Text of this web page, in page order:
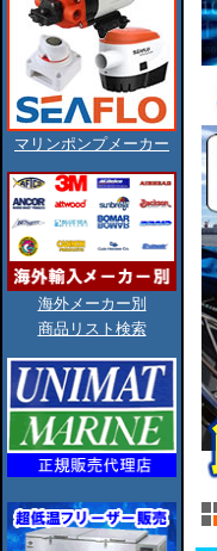
マリンポンプメーカー
海外メーカー別
商品リスト検索